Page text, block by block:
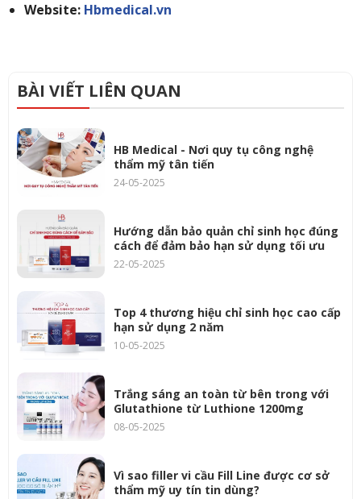
Website: Hbmedical.vn
BÀI VIẾT LIÊN QUAN
HB Medical - Nơi quy tụ công nghệ
thẩm mỹ tân tiến
24-05-2025
Hướng dẫn bảo quản chỉ sinh học đúng
cách để đảm bảo hạn sử dụng tối ưu
22-05-2025
Top 4 thương hiệu chỉ sinh học cao cấp
hạn sử dụng 2 năm
10-05-2025
Trắng sáng an toàn từ bên trong với
Glutathione từ Luthione 1200mg
08-05-2025
Vì sao filler vi cầu Fill Line được cơ sở
thẩm mỹ uy tín tin dùng?